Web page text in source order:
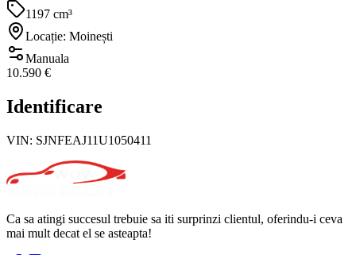
1197 cm³
Locație: Moinești
Manuala
10.590 €
Identificare
VIN: SJNFEAJ11U1050411
Ca sa atingi succesul trebuie sa iti surprinzi clientul, oferindu-i ceva
mai mult decat el se asteapta!